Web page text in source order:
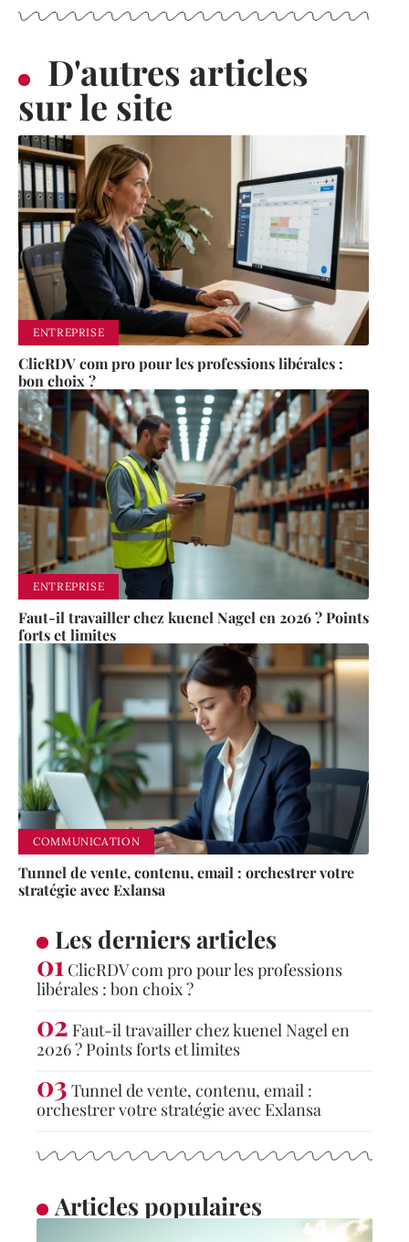
D'autres articles
sur le site
ENTREPRISE
ClicRDV com pro pour les professions libérales :
bon choix ?
ENTREPRISE
Faut-il travailler chez kuenel Nagel en 2026 ? Points
forts et limites
COMMUNICATION
Tunnel de vente, contenu, email : orchestrer votre
stratégie avec Exlansa
Les derniers articles
ClicRDV com pro pour les professions
libérales : bon choix ?
Faut-il travailler chez kuenel Nagel en
2026 ? Points forts et limites
Tunnel de vente, contenu, email :
orchestrer votre stratégie avec Exlansa
Articles populaires